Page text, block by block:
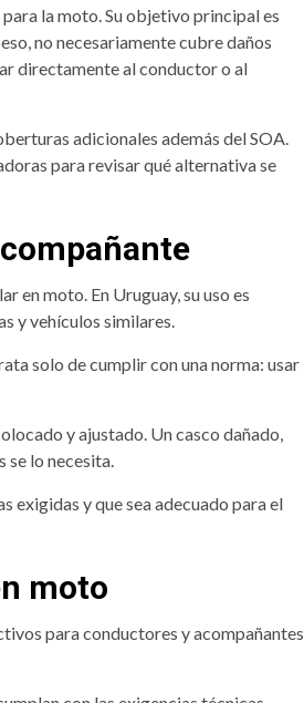
la moto. Su objetivo principal es
no necesariamente cubre daños
directamente al conductor o al
adicionales además del SOA.
para revisar qué alternativa se
en moto. En Uruguay, su uso es
y vehículos similares.
solo de cumplir con una norma: usar
y ajustado. Un casco dañado,
se lo necesita.
exigidas y que sea adecuado para el
moto
para conductores y acompañantes